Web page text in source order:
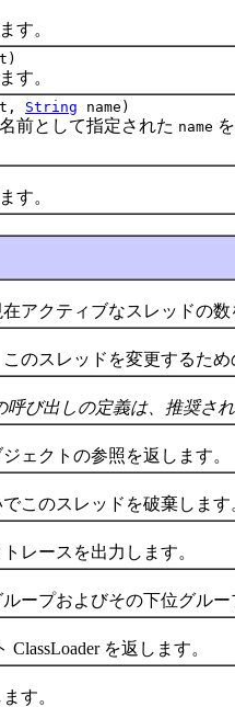
す。
す。
String name)
名前として指定された name
す。
クティブなスレッドの数
スレッドを変更するため
呼び出しの定義は、推奨さ
クトの参照を返します。
のスレッドを破棄します
ースを出力します。
プおよびその下位グルー
を返します。
す。